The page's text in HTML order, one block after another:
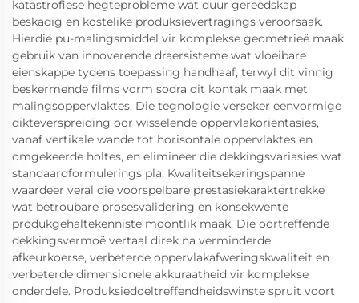
katastrofiese hegteprobleme wat duur gereedskap
beskadig en kostelike produksievertragings veroorsaak.
Hierdie pu-malingsmiddel vir komplekse geometrieë maak
gebruik van innoverende draersisteme wat vloeibare
eienskappe tydens toepassing handhaaf, terwyl dit vinnig
beskermende films vorm sodra dit kontak maak met
malingsoppervlaktes. Die tegnologie verseker eenvormige
dikteverspreiding oor wisselende oppervlakoriëntasies,
vanaf vertikale wande tot horisontale oppervlaktes en
omgekeerde holtes, en elimineer die dekkingsvariasies wat
standaardformulerings pla. Kwaliteitsekeringspanne
waardeer veral die voorspelbare prestasiekaraktertrekke
wat betroubare prosesvalidering en konsekwente
produkgehaltekenniste moontlik maak. Die oortreffende
dekkingsvermoë vertaal direk na verminderde
afkeurkoerse, verbeterde oppervlakafweringskwaliteit en
verbeterde dimensionele akkuraatheid vir komplekse
onderdele. Produksiedoeltreffendheidswinste spruit voort